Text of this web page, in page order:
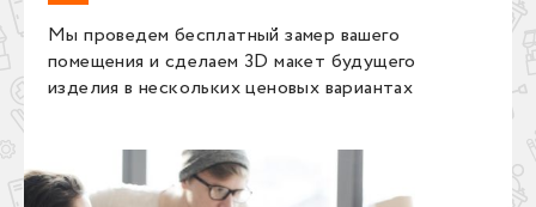
Мы проведем бесплатный замер вашего
помещения и сделаем 3D макет будущего
изделия в нескольких ценовых вариантах